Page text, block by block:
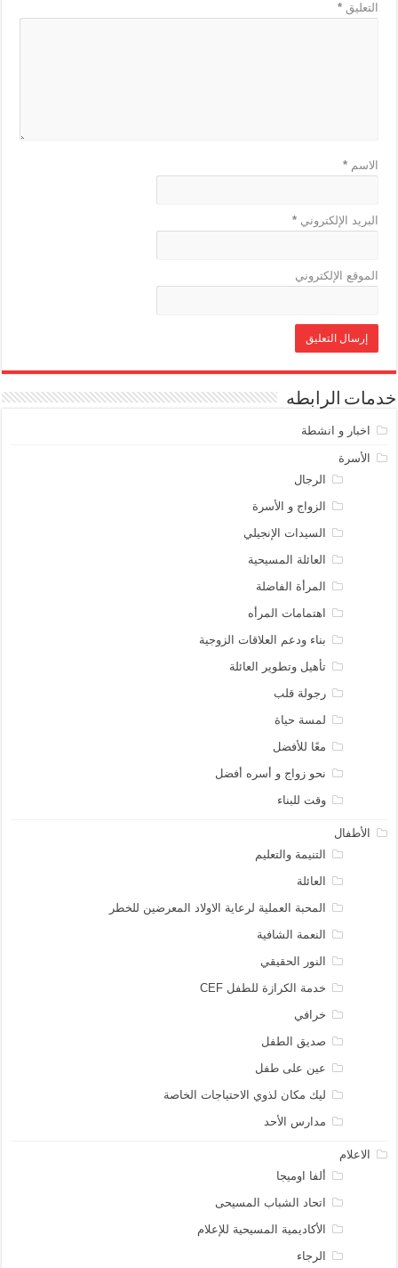
التعليق*
الاسم*
البريد الإلكتروني*
الموقع الإلكتروني
خدمات الرابطه
اخبار و انشطة
الأسرة
الرجال
الزواج و الأسرة
السيدات الإنجيلي
العائلة المسيحية
المرأة الفاضلة
اهتمامات المرأه
بناء ودعم العلاقات الزوجية
تأهيل وتطوير العائلة
رجولة قلب
لمسة حياة
معًا للأفضل
نحو زواج و أسره أفضل
وقت للبناء
الأطفال
التنيمة والتعليم
العائلة
المحبة العملية لرعاية الاولاد المعرضين للخطر
النعمة الشافية
النور الحقيقي
خدمة الكرازة للطفل CEF
خرافي
صديق الطفل
عين على طفل
ليك مكان لذوي الاحتياجات الخاصة
مدارس الأحد
الاعلام
ألفا اوميجا
اتحاد الشباب المسيحى
الأكاديمية المسيحية للإعلام
الرجاء